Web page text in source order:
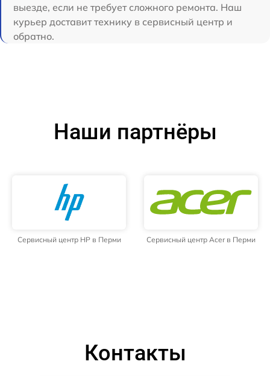
выезде, если не требует сложного ремонта. Наш
курьер доставит технику в сервисный центр и
обратно.
Наши партнёры
Сервисный центр HP в Перми Сервисный центр Acer в Перми
Контакты